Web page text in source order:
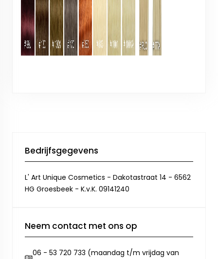
Bedrijfsgegevens
L' Art Unique Cosmetics - Dakotastraat 14 - 6562
HG Groesbeek - K.v.K. 09141240
Neem contact met ons op
06 - 53 720 733 (maandag t/m vrijdag van